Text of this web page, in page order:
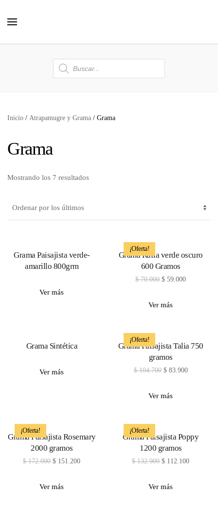
Búsqueda
de
productos
Inicio / Atrapamugre y Grama / Grama
Grama
Mostrando los 7 resultados
Grama Paisajista verde-
amarillo 800grm
Ver más
¡Oferta!
Grama Rafia verde oscuro
600 Gramos
$70.000 $ 59.000
Ver más
Grama Sintética
Ver más
¡Oferta!
Grama Paisajista Talia 750
gramos
$104.700 $83.900
Ver más
¡Oferta!
Grama Paisajista Rosemary
2000 gramos
$172.000 $ 151.200
Ver más
¡Oferta!
Grama Paisajista Poppy
1200 gramos
$132.900 $ 112.100
Ver más